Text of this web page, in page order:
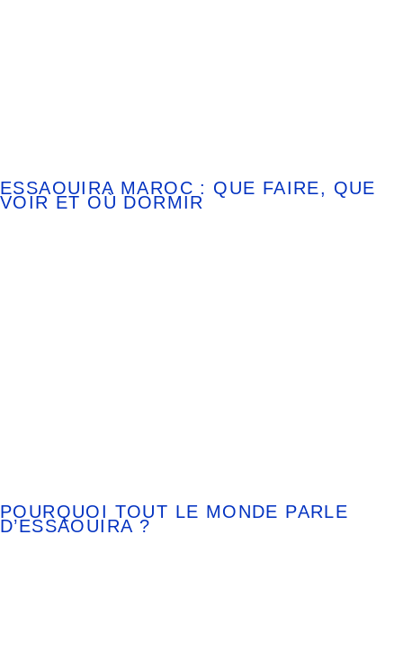
ESSAOUIRA MAROC : QUE FAIRE, QUE
VOIR ET OÙ DORMIR
POURQUOI TOUT LE MONDE PARLE
D’ESSAOUIRA ?